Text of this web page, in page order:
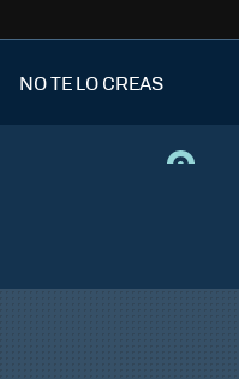
NO TE LO CREAS